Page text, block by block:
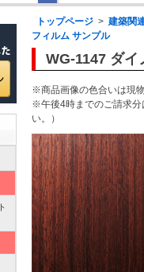
トップページ > 建築関
フィルム サンプル
WG-1147 ダイ
※商品画像の色合いは現
※午後4時までのご請求分
い。）